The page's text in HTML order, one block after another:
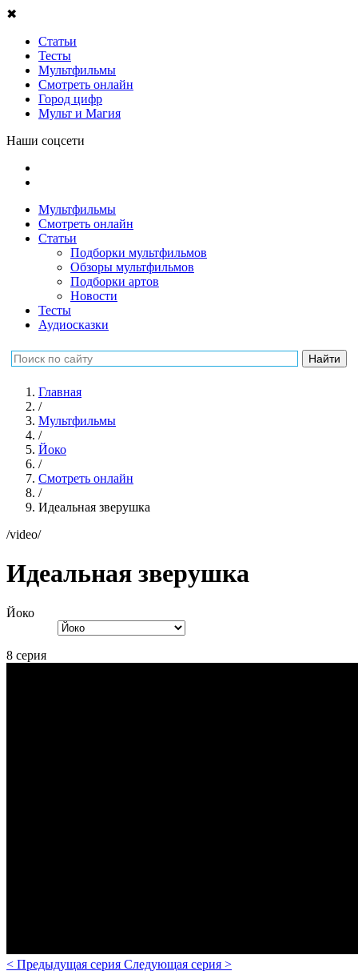
✖
Статьи
Тесты
Мультфильмы
Смотреть онлайн
Город цифр
Мульт и Магия
Наши соцсети
Мультфильмы
Смотреть онлайн
Статьи
Подборки мультфильмов
Обзоры мультфильмов
Подборки артов
Новости
Тесты
Аудиосказки
Главная
/
Мультфильмы
/
Йоко
/
Смотреть онлайн
/
Идеальная зверушка
/video/
Идеальная зверушка
Йоко
8 серия
< Предыдущая серия Следующая серия >